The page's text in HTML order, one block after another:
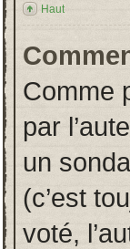
Haut
Comme
par
un
(c’est
voté,